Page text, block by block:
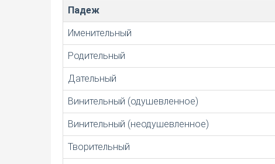
Падеж
Именительный
Родительный
Дательный
Винительный (одушевленное)
Винительный (неодушевленное)
Творительный